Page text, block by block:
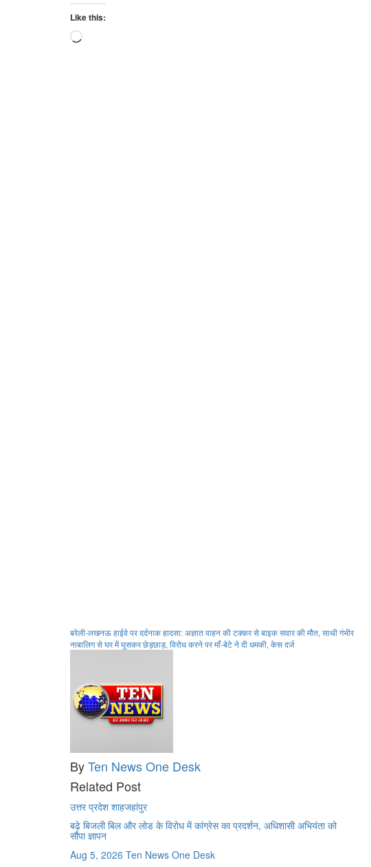
Like this:
Loading…
Post
navigation
बरेली-लखनऊ हाईवे पर दर्दनाक हादसा: अज्ञात वाहन की टक्कर से बाइक सवार की मौत, साथी गंभीर
नाबालिग से घर में घुसकर छेड़छाड़, विरोध करने पर माँ-बेटे ने दी धमकी, केस दर्ज
ByTen News One Desk
Related Post
उत्तर प्रदेश शाहजहांपुर
बढ़े बिजली बिल और लोड के विरोध में कांग्रेस का प्रदर्शन, अधिशासी अभियंता को
सौंपा ज्ञापन
Aug 5, 2026 Ten News One Desk